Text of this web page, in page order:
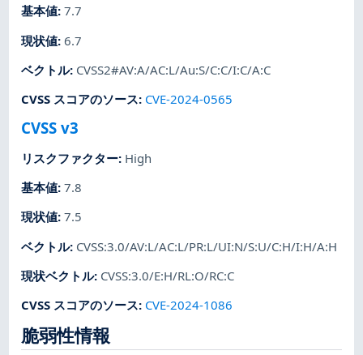
基本値:7.7
現状値:6.7
ベクトル: CVSS2#AV:A/AC:L/Au:S/C:C/I:C/A:C
CVSS スコアのソース: CVE-2024-0565
CVSS v3
リスクファクター: High
基本値:7.8
現状値:7.5
ベクトル: CVSS:3.0/AV:L/AC:L/PR:L/UI:N/S:U/C:H/I:H/A:H
現状ベクトル: CVSS:3.0/E:H/RL:O/RC:C
CVSS スコアのソース: CVE-2024-1086
脆弱性情報